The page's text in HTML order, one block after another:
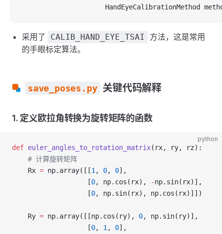
HandEyeCalibrationMethod
采用了 CALIB_HAND_EYE_TSAI
方法，这是常用
的手眼标定算法。
save_poses.py 关键代码解释
1. 定义欧拉角转换为旋转矩阵的函数
python
def euler_angles_to_rotation_matrix(rx, ry, rz):
    # 计算旋转矩阵
    Rx
= np.array([[1 , 0, 0],
                   [
0, np.cos(rx), -np.sin(rx)],
                   [
0, np.sin(rx), np.cos(rx)]])
    Ry
= np.array([[np.cos(ry), 0, np.sin(ry)],
                   [
0, 1 , 0],